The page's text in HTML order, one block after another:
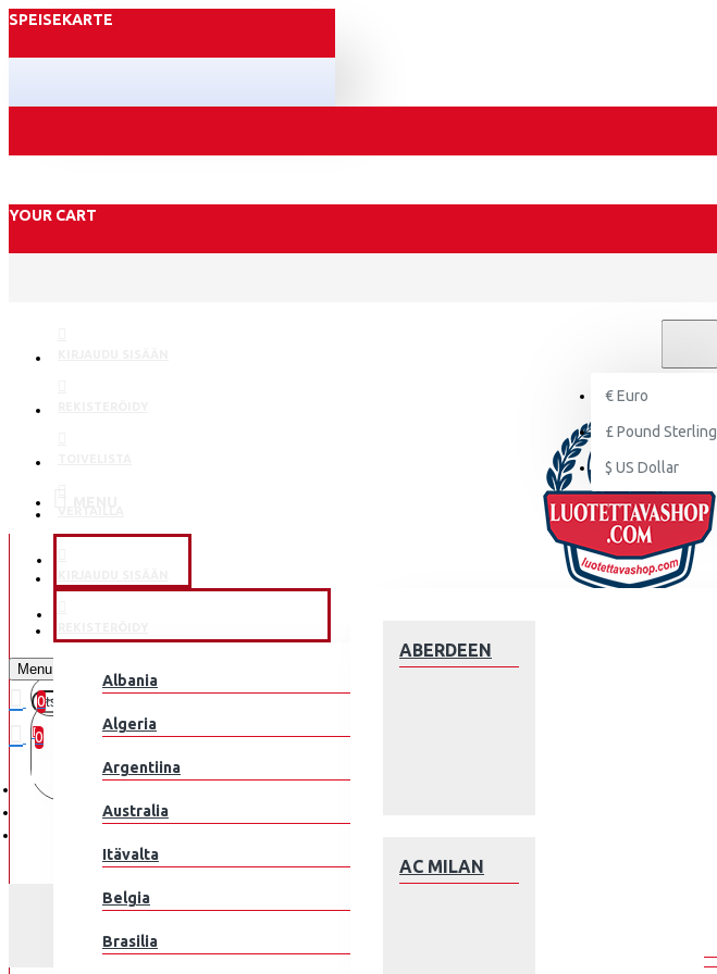
SPEISEKARTE
YOUR CART
€Euro
£ Pound Sterling
$ US Dollar
Ostoskorisi on tyhjä!
ABERDEEN
AC MILAN
Albania
Algeria
Argentiina
Australia
Itävalta
Belgia
Brasilia
Menu
0
0